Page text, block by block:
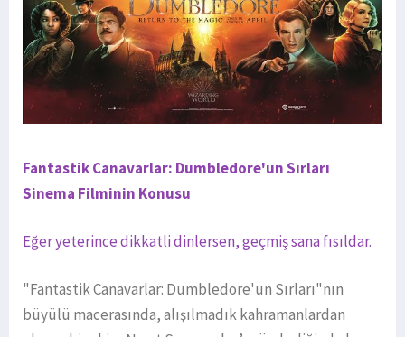
Fantastik Canavarlar: Dumbledore'un Sırları
Sinema Filminin Konusu
Eğer yeterince dikkatli dinlersen, geçmiş sana fısıldar.
"Fantastik Canavarlar: Dumbledore'un Sırları"nın
büyülü macerasında, alışılmadık kahramanlardan